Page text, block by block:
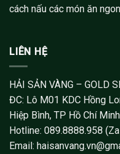
cách nấu các món ăn
LIÊN HỆ
HẢI SẢN VÀNG – GOLD
ĐC: Lô M01 KDC Hồng
Hiệp Bình, TP Hồ Chí
Hotline: 089.8888.958
Email: